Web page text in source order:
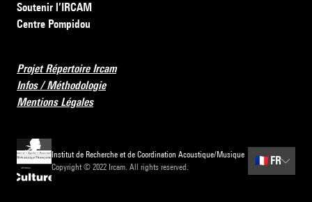
Soutenir l’IRCAM
Centre Pompidou
Projet Répertoire Ircam
Infos / Méthodologie
Mentions Légales
Institut de Recherche et de Coordination Acoustique/Musique
Copyright © 2022 Ircam. All rights reserved.
🇫🇷 FR